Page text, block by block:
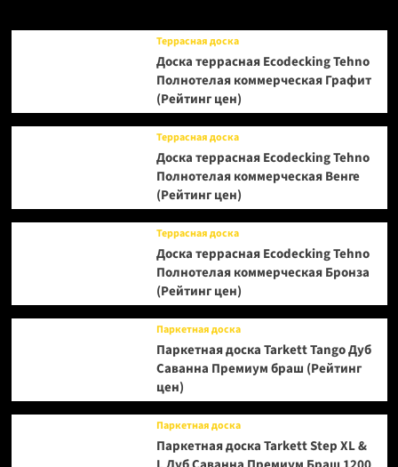
Террасная доска
Доска террасная Ecodecking Tehno
Полнотелая коммерческая Графит
(Рейтинг цен)
Террасная доска
Доска террасная Ecodecking Tehno
Полнотелая коммерческая Венге
(Рейтинг цен)
Террасная доска
Доска террасная Ecodecking Tehno
Полнотелая коммерческая Бронза
(Рейтинг цен)
Паркетная доска
Паркетная доска Tarkett Tango Дуб
Саванна Премиум браш (Рейтинг
цен)
Паркетная доска
Паркетная доска Tarkett Step XL &